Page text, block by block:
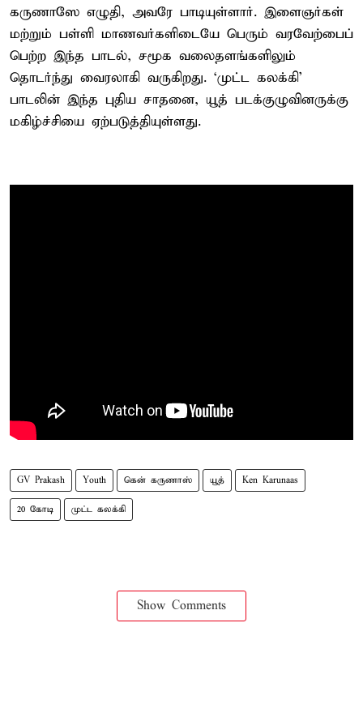
கருணாஸே எழுதி, அவரே பாடியுள்ளார். இளைஞர்கள்
மற்றும் பள்ளி மாணவர்களிடையே பெரும் வரவேற்பைப்
பெற்ற இந்த பாடல், சமூக வலைதளங்களிலும்
தொடர்ந்து வைரலாகி வருகிறது. ‘முட்ட கலக்கி’
பாடலின் இந்த புதிய சாதனை, யூத் படக்குழுவினருக்கு
மகிழ்ச்சியை ஏற்படுத்தியுள்ளது.
GV Prakash Youth கென் கருணாஸ் யூத் Ken Karunaas
20 கோடி முட்ட கலக்கி
Show Comments